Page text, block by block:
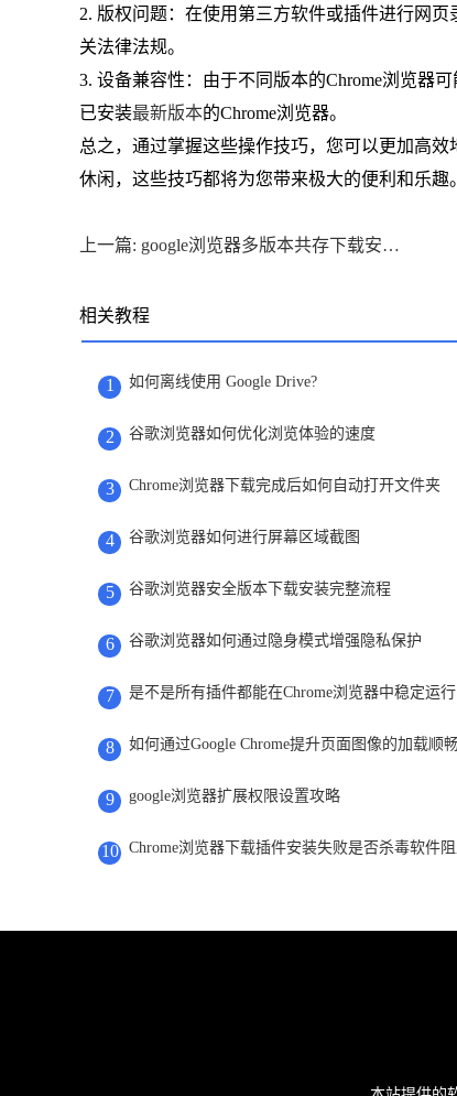
2. 版权问题：在使用第三方软件或插件进行网
关法律法规。
3. 设备兼容性：由于不同版本的Chrome浏览器
已安装最新版本的Chrome浏览器。
总之，通过掌握这些操作技巧，您可以更加高
休闲，这些技巧都将为您带来极大的便利和乐趣。
上一篇: google浏览器多版本共存下载安装方案
相关教程
1 如何离线使用 Google Drive?
2 谷歌浏览器如何优化浏览体验的速度
3 Chrome浏览器下载完成后如何自动打开文件夹
4 谷歌浏览器如何进行屏幕区域截图
5 谷歌浏览器安全版本下载安装完整流程
6 谷歌浏览器如何通过隐身模式增强隐私保护
7 是不是所有插件都能在Chrome浏览器中稳定运行
8 如何通过Google Chrome提升页面图像的加载顺
9 google浏览器扩展权限设置攻略
10 Chrome浏览器下载插件安装失败是否杀毒软件